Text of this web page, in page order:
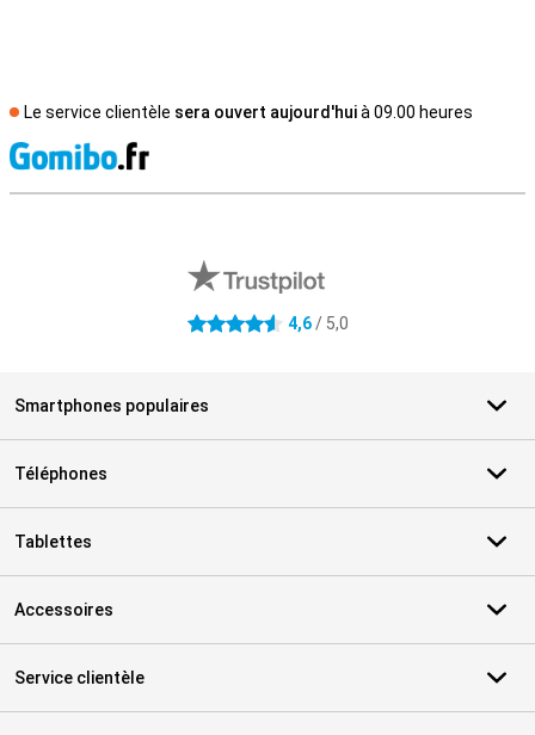
Le service clientèle sera ouvert aujourd'huià 09.00 heures
4.6 étoiles 4,6/ 5,0
Smartphones populaires
Téléphones
Tablettes
Accessoires
Service clientèle